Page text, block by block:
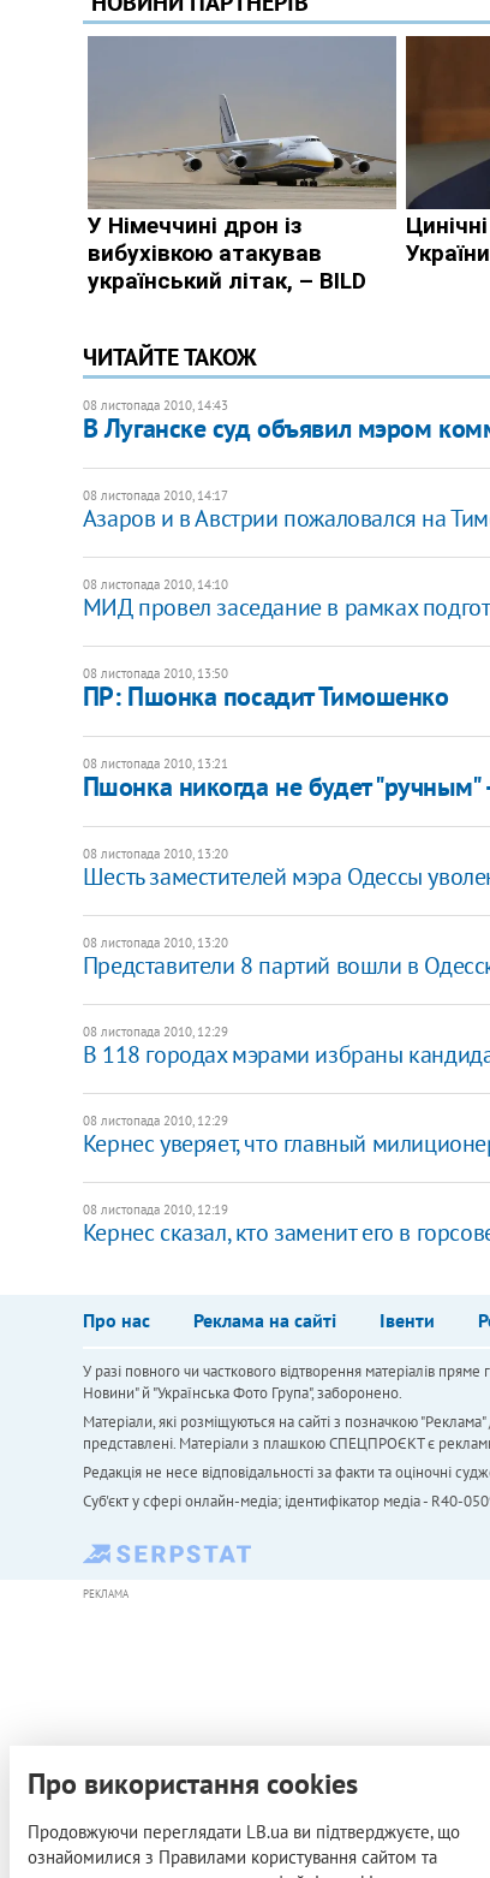
ЧИТАЙТЕ ТАКОЖ
08 листопада 2010, 14:43
В Луганске суд объявил мэром
08 листопада 2010, 14:17
Азаров и в Австрии пожаловался на
08 листопада 2010, 14:10
МИД провел заседание в рамках
08 листопада 2010, 13:50
ПР: Пшонка посадит Тимошенко
08 листопада 2010, 13:21
Пшонка никогда не будет "ручным"
08 листопада 2010, 13:20
Шесть заместителей мэра Одессы
08 листопада 2010, 13:20
Представители 8 партий вошли в
08 листопада 2010, 12:29
В 118 городах мэрами избраны
08 листопада 2010, 12:29
Кернес уверяет, что главный
08 листопада 2010, 12:19
Кернес сказал, кто заменит его в
Про нас Реклама на сайті Івенти
У разі повного чи часткового відтворення матеріалів
Новини" й "Українська Фото Група", заборонено.
Матеріали, які розміщуються на сайті з позначкою
представлені. Матеріали з плашкою СПЕЦПРОЄКТ є
Редакція не несе відповідальності за факти та оціночні
Cуб'єкт у сфері онлайн-медіа; ідентифікатор медіа - R40-
РЕКЛАМА
Про використання cookies
Продовжуючи переглядати LB.ua ви підтверджуєте, що
ознайомилися з Правилами користування сайтом та